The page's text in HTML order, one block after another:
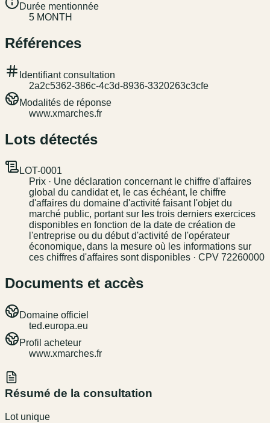
Durée mentionnée
5 MONTH
Références
Identifiant consultation
2a2c5362-386c-4c3d-8936-3320263c3cfe
Modalités de réponse
www.xmarches.fr
Lots détectés
LOT-0001
Prix · Une déclaration concernant le chiffre d'affaires
global du candidat et, le cas échéant, le chiffre
d'affaires du domaine d'activité faisant l'objet du
marché public, portant sur les trois derniers exercices
disponibles en fonction de la date de création de
l'entreprise ou du début d'activité de l'opérateur
économique, dans la mesure où les informations sur
ces chiffres d'affaires sont disponibles · CPV 72260000
Documents et accès
Domaine officiel
ted.europa.eu
Profil acheteur
www.xmarches.fr
Résumé de la consultation
Lot unique